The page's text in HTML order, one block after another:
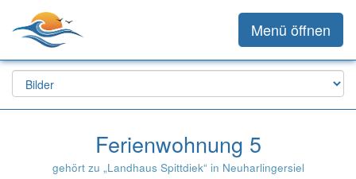
Menü öffnen
Ferienwohnung 5
gehört zu „Landhaus Spittdiek“ in Neuharlingersiel